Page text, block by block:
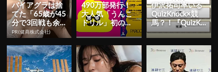
バイアグラは捨
てた「65歳が45
分で3回戦も余
裕」980円で朝
まで絶好調！
PR(健商株式会社)
490万部発行！
大人気「うんこ
ドリル」初の展
覧会が池袋パル
コにて8月9日
（金）～...
伊沢拓司率いる
QuizKnock×競
馬？！『QuizKn
ock式 頭脳競
馬』で競...